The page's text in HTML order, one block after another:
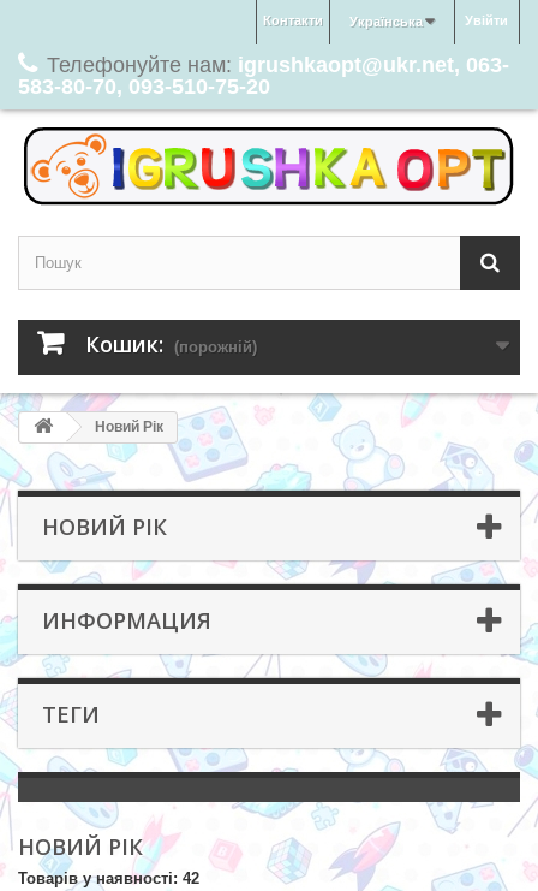
Увійти
Українська
Контакти
Телефонуйте нам: igrushkaopt@ukr.net, 063-
583-80-70, 093-510-75-20
Кошик: (порожній)
Новий Рік
НОВИЙ РІК
ИНФОРМАЦИЯ
ТЕГИ
НОВИЙ РІК
Товарів у наявності: 42